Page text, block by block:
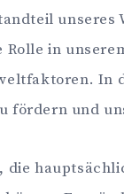
in
fördern und